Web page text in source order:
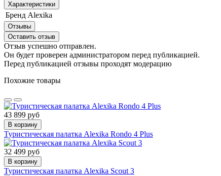
Характеристики
Бренд Alexika
Отзывы
Оставить отзыв
Отзыв успешно отправлен.
Он будет проверен администратором перед публикацией.
Перед публикацией отзывы проходят модерацию
Похожие товары
43 899 руб
В корзину
Туристическая палатка Alexika Rondo 4 Plus
32 499 руб
В корзину
Туристическая палатка Alexika Scout 3